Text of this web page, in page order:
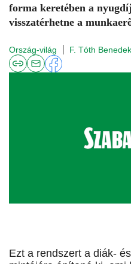
forma keretében a
visszatérhetne a
Ország-világ F. Tóth Benedek
Ezt a rendszert a diák-